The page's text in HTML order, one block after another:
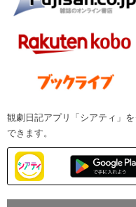
観劇日記アプリ「シアティ」
できます。